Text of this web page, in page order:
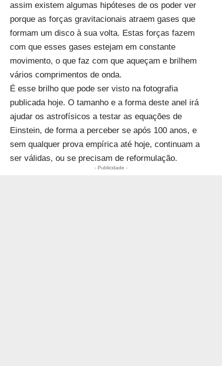
assim existem algumas hipóteses de os poder ver
porque as forças gravitacionais atraem gases que
formam um disco à sua volta. Estas forças fazem
com que esses gases estejam em constante
movimento, o que faz com que aqueçam e brilhem
vários comprimentos de onda.
É esse brilho que pode ser visto na fotografia
publicada hoje. O tamanho e a forma deste anel irá
ajudar os astrofísicos a testar as equações de
Einstein, de forma a perceber se após 100 anos, e
sem qualquer prova empírica até hoje, continuam a
ser válidas, ou se precisam de reformulação.
- Publicidade -